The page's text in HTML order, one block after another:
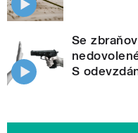
Se
S